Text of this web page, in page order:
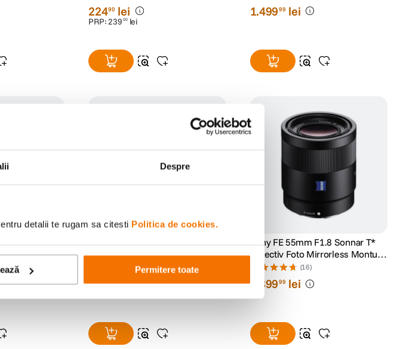
Despre
detalii te rugam sa citesti Politica de cookies.
Permitere toate
22490 lei
PRP:239 00 lei
1.49999 lei
prindere capac
Sony FE 16-35mm F4 OSS Vario-
Tessar T* Obiectiv Foto
Mirrorless Montura Sony E
(6)
4.79999 lei
Sony FE 55mm F1.8 Sonnar T*
Obiectiv Foto Mirrorless Montura
Sony E
(16)
3 89999 lei